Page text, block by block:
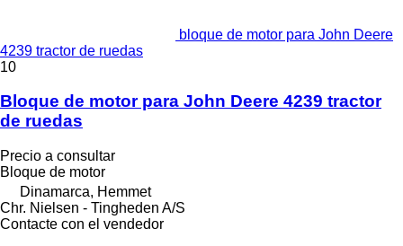
bloque de motor para John Deere
4239 tractor de ruedas
10
Bloque de motor para John Deere 4239 tractor
de ruedas
Precio a consultar
Bloque de motor
Dinamarca, Hemmet
Chr. Nielsen - Tingheden A/S
Contacte con el vendedor